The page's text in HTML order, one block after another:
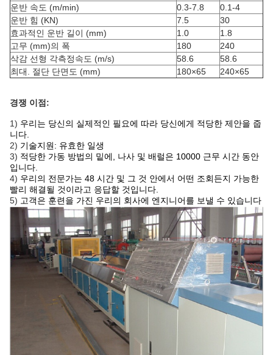
운반 속도 (m/min)
0.3-7.8
0.1-4
운반 힘 (KN)
7.5
30
효과적인 운반 길이 (mm)
1.0
1.8
고무 (mm)의 폭
180
240
삭감 선형 각측정속도 (m/s)
58.6
58.6
최대. 절단 단면도 (mm)
180×65 240×65
경쟁 이점:
1) 우리는 당신의 실제적인 필요에 따라 당신에게 적당한 제안을 줍
니다.
2) 기술지원: 유효한 일생
3) 적당한 가동 방법의 밑에, 나사 및 배럴은 10000 근무 시간 동안
입니다.
4) 우리의 전문가는 48 시간 및 그 것 안에서 어떤 조회든지 가능한
빨리 해결될 것이라고 응답할 것입니다.
5) 고객은 훈련을 가진 우리의 회사에 엔지니어를 보낼 수 있습니다